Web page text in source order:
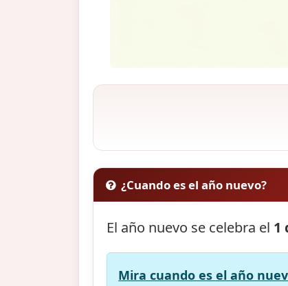
¿Cuando es el año nuevo?
El año nuevo se celebra el 1
Mira cuando es el año